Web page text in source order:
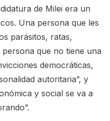
de Milei era un
Una persona que les
parásitos, ratas,
que no tiene una
democráticas,
autoritaria”, y
y social se va a